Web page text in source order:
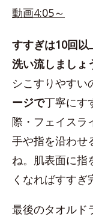
動画4:05～
すすぎは10回
洗い流しましょ
シこすりやすい
ージで丁寧にす
際・フェイスラ
手や指を沿わせ
ね。肌表面に指
くなればすすぎ
最後のタオルド